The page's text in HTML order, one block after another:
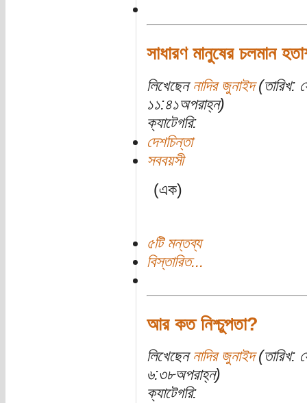
সাধারণ মানুষের চলমান
লিখেছেন নাদির জুনাইদ(তারিখ:
১১:৪১অপরাহ্ন)
ক্যাটেগরি:
দেশচিন্তা
সববয়সী
(এক)
৫টি মন্তব্য
বিস্তারিত...
আর কত নিশ্চুপতা?
লিখেছেন নাদির জুনাইদ(তারিখ:
৬:৩৮অপরাহ্ন)
ক্যাটেগরি: